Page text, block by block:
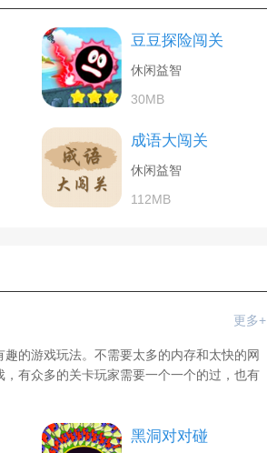
豆豆探险闯关
休闲益智
30MB
成语大闯关
休闲益智
112MB
更多+
的游戏玩法。不需要太多的内存和太快的网
有众多的关卡玩家需要一个一个的过，也有
黑洞对对碰